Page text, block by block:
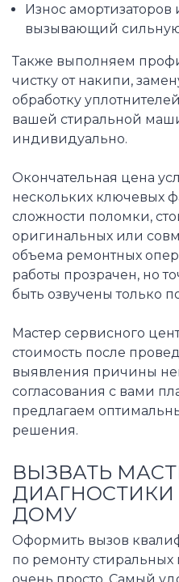
Износ
вызывающий
Также выполняем
чистку от накипи,
обработку
вашей стиральной
индивидуально.
Окончательная цена
нескольких ключевых
сложности поломки,
оригинальных или
объема ремонтных
работы прозрачен, но
быть озвучены только
Мастер сервисного
стоимость после
выявления причины
согласования с вами
предлагаем
решения.
ВЫЗВАТЬ
ДОМУ
Оформить вызов
по ремонту